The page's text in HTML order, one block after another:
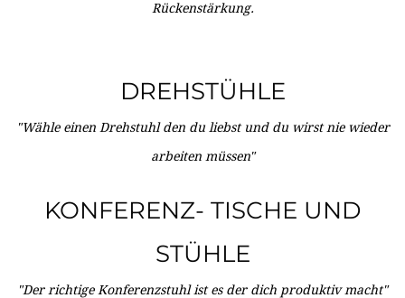
Rückenstärkung.
DREHSTÜHLE
"Wähle einen Drehstuhl den du liebst und du wirst nie wieder
arbeiten müssen"
KONFERENZ- TISCHE UND
STÜHLE
"Der richtige Konferenzstuhl ist es der dich produktiv macht"